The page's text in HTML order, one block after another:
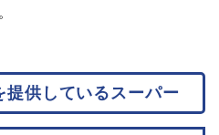
提供しているスーパー